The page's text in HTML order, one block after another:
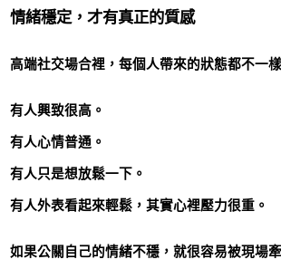
情緒穩定，才有真正的質感
高端社交場合裡，每個人帶來的狀態都不一樣
有人興致很高。
有人心情普通。
有人只是想放鬆一下。
有人外表看起來輕鬆，其實心裡壓力很重。
如果公關自己的情緒不穩，就很容易被現場